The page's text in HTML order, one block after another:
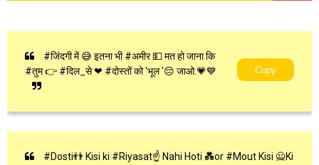
#जिंदगी में 😅 इतना भी #अमीर 💵 मत हो जाना कि
#तुम 👉 #दिल_से ❤ #दोस्तों को 'भूल '😔 जाओ.💗💙
Copy
#Dosti👬 Kisi ki #Riyasat☝ Nahi Hoti 💑or #Mout Kisi 🙅Ki